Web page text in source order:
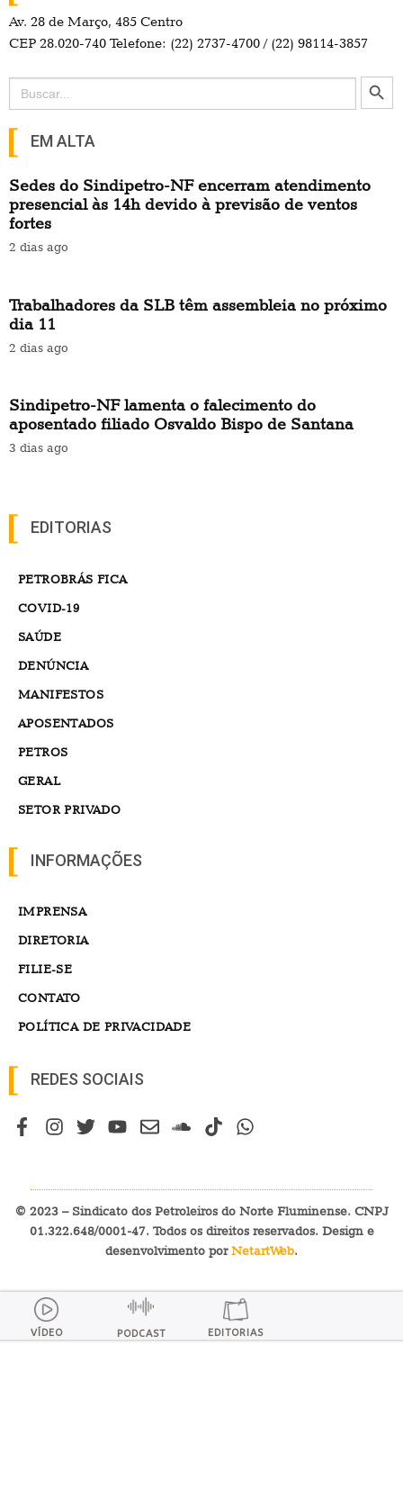
Av. 28 de Março, 485 Centro
CEP 28.020-740 Telefone: (22) 2737-4700 / (22) 98114-3857
Search
for:
Search Button
EM ALTA
Sedes do Sindipetro-NF encerram atendimento
presencial às 14h devido à previsão de ventos
fortes
2 dias ago
Trabalhadores da SLB têm assembleia no próximo
dia 11
2 dias ago
Sindipetro-NF lamenta o falecimento do
aposentado filiado Osvaldo Bispo de Santana
3 dias ago
EDITORIAS
PETROBRÁS FICA
COVID-19
SAÚDE
DENÚNCIA
MANIFESTOS
APOSENTADOS
PETROS
GERAL
SETOR PRIVADO
INFORMAÇÕES
IMPRENSA
DIRETORIA
FILIE-SE
CONTATO
POLÍTICA DE PRIVACIDADE
REDES SOCIAIS
© 2023 – Sindicato dos Petroleiros do Norte Fluminense. CNPJ
01.322.648/0001-47. Todos os direitos reservados. Design e
desenvolvimento porNetartWeb.
VÍDEO PODCAST EDITORIAS